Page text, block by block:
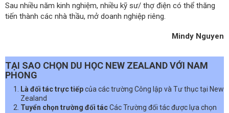
Sau nhiều năm kinh nghiệm, nhiều kỹ sư/ thợ điện có thể thăng
tiến thành các nhà thầu, mở doanh nghiệp riêng.
Mindy Nguyen
TẠI SAO CHỌN DU HỌC NEW ZEALAND VỚI NAM
PHONG
Là đối tác trực tiếpcủa các trường Công lập và Tư thục tại New
Zealand
Tuyển chọn trường đối tácCác Trường đối tác được lựa chọn